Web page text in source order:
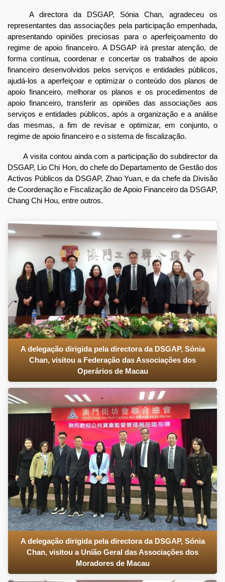
A directora da DSGAP, Sónia Chan, agradeceu os
representantes das associações pela participação empenhada,
apresentando opiniões preciosas para o aperfeiçoamento do
regime de apoio financeiro. A DSGAP irá prestar atenção, de
forma contínua, coordenar e concertar os trabalhos de apoio
financeiro desenvolvidos pelos serviços e entidades públicos,
ajudá-los a aperfeiçoar e optimizar o conteúdo dos planos de
apoio financeiro, melhorar os planos e os procedimentos de
apoio financeiro, transferir as opiniões das associações aos
serviços e entidades públicos, após a organização e a análise
das mesmas, a fim de revisar e optimizar, em conjunto, o
regime de apoio financeiro e o sistema de fiscalização.
A visita contou ainda com a participação do subdirector da
DSGAP, Lio Chi Hon, do chefe do Departamento de Gestão dos
Activos Públicos da DSGAP, Zhao Yuan, e da chefe da Divisão
de Coordenação e Fiscalização de Apoio Financeiro da DSGAP,
Chang Chi Hou, entre outros.
A delegação dirigida pela directora da DSGAP, Sónia
Chan, visitou a Federação das Associações dos
Operários de Macau
A delegação dirigida pela directora da DSGAP, Sónia
Chan, visitou a União Geral das Associações dos
Moradores de Macau